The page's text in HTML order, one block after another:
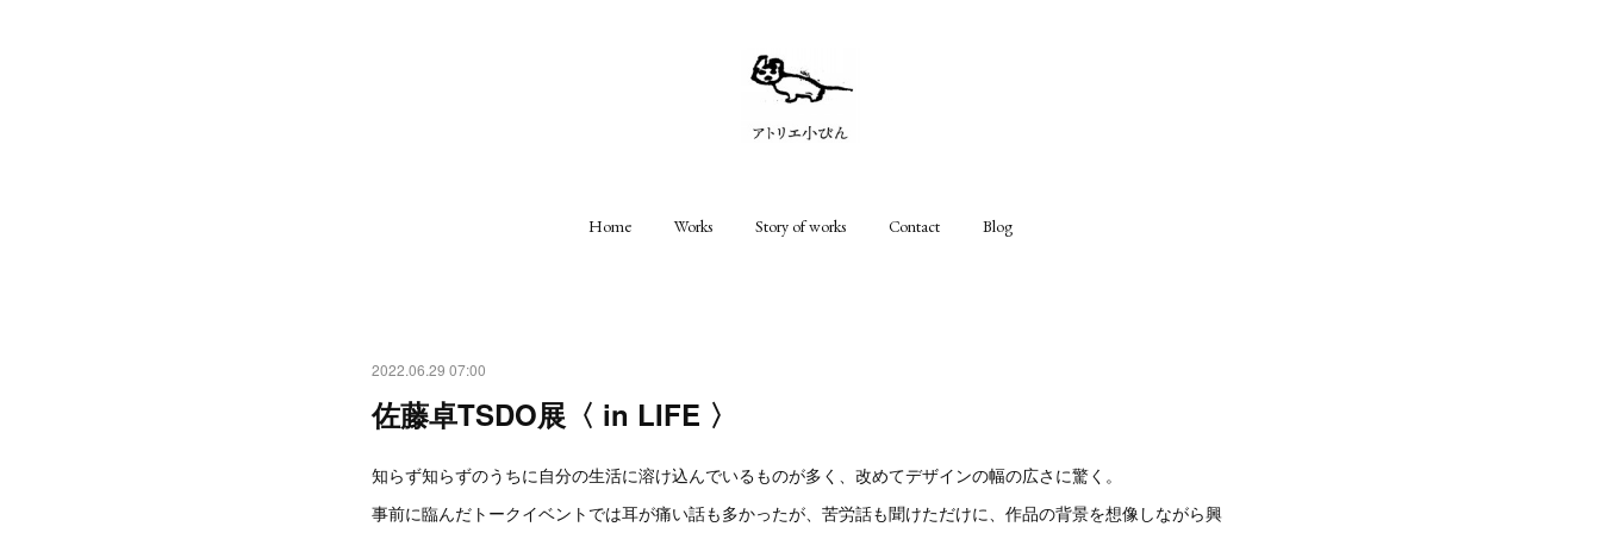
Home Works Story of works Contact Blog
2022.06.29 07:00
佐藤卓TSDO展〈 in LIFE 〉
知らず知らずのうちに自分の生活に溶け込んでいるものが多く、改めてデザインの幅の広さに驚く。
事前に臨んだトークイベントでは耳が痛い話も多かったが、苦労話も聞けただけに、作品の背景を想像しながら興